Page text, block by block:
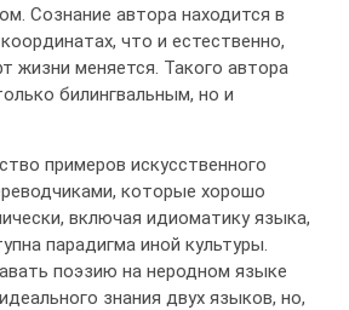
Сознание автора находится в
что и естественно,
жизни меняется. Такого автора
билингвальным, но и
примеров искусственного
которые хорошо
включая идиоматику языка,
парадигма иной культуры.
поэзию на неродном языке
знания двух языков, но,